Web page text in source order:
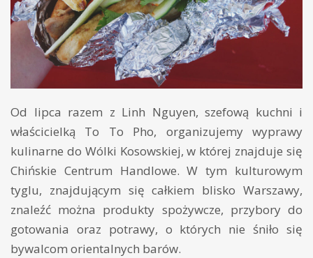
Od lipca razem z Linh Nguyen, szefową kuchni i
właścicielką To To Pho, organizujemy wyprawy
kulinarne do Wólki Kosowskiej, w której znajduje się
Chińskie Centrum Handlowe. W tym kulturowym
tyglu, znajdującym się całkiem blisko Warszawy,
znaleźć można produkty spożywcze, przybory do
gotowania oraz potrawy, o których nie śniło się
bywalcom orientalnych barów.